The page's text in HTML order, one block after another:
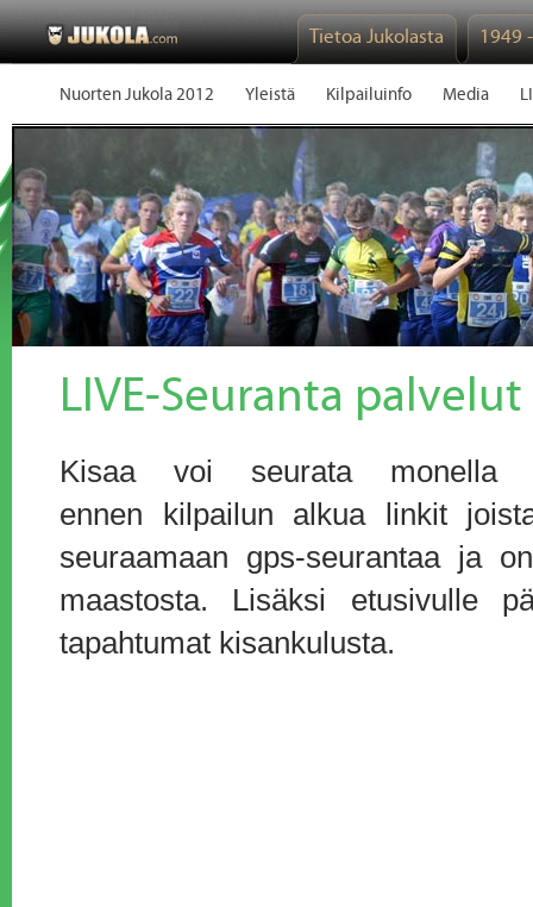
Tietoa Jukolasta 1949
Nuorten Jukola 2012 Yleistä Kilpailuinfo Media
LIVE-Seuranta palvelut
Kisaa voi seurata monella
ennen kilpailun alkua linkit
seuraamaan gps-seurantaa ja
maastosta. Lisäksi etusivulle
tapahtumat kisankulusta.